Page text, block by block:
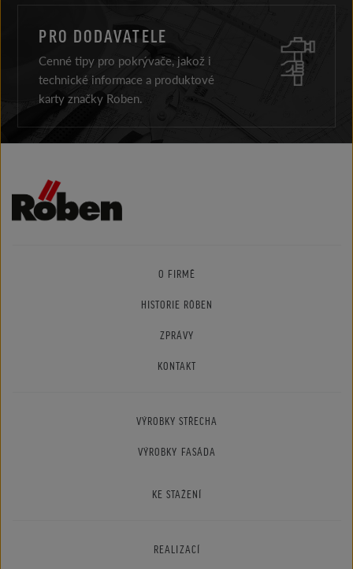
PRO DODAVATELE
Cenné tipy pro pokrývače, jakož i
technické informace a produktové
karty značky Roben.
O FIRMĚ
HISTORIE RÖBEN
ZPRÁVY
KONTAKT
VÝROBKY STŘECHA
VÝROBKY FASÁDA
KE STAŽENÍ
REALIZACÍ